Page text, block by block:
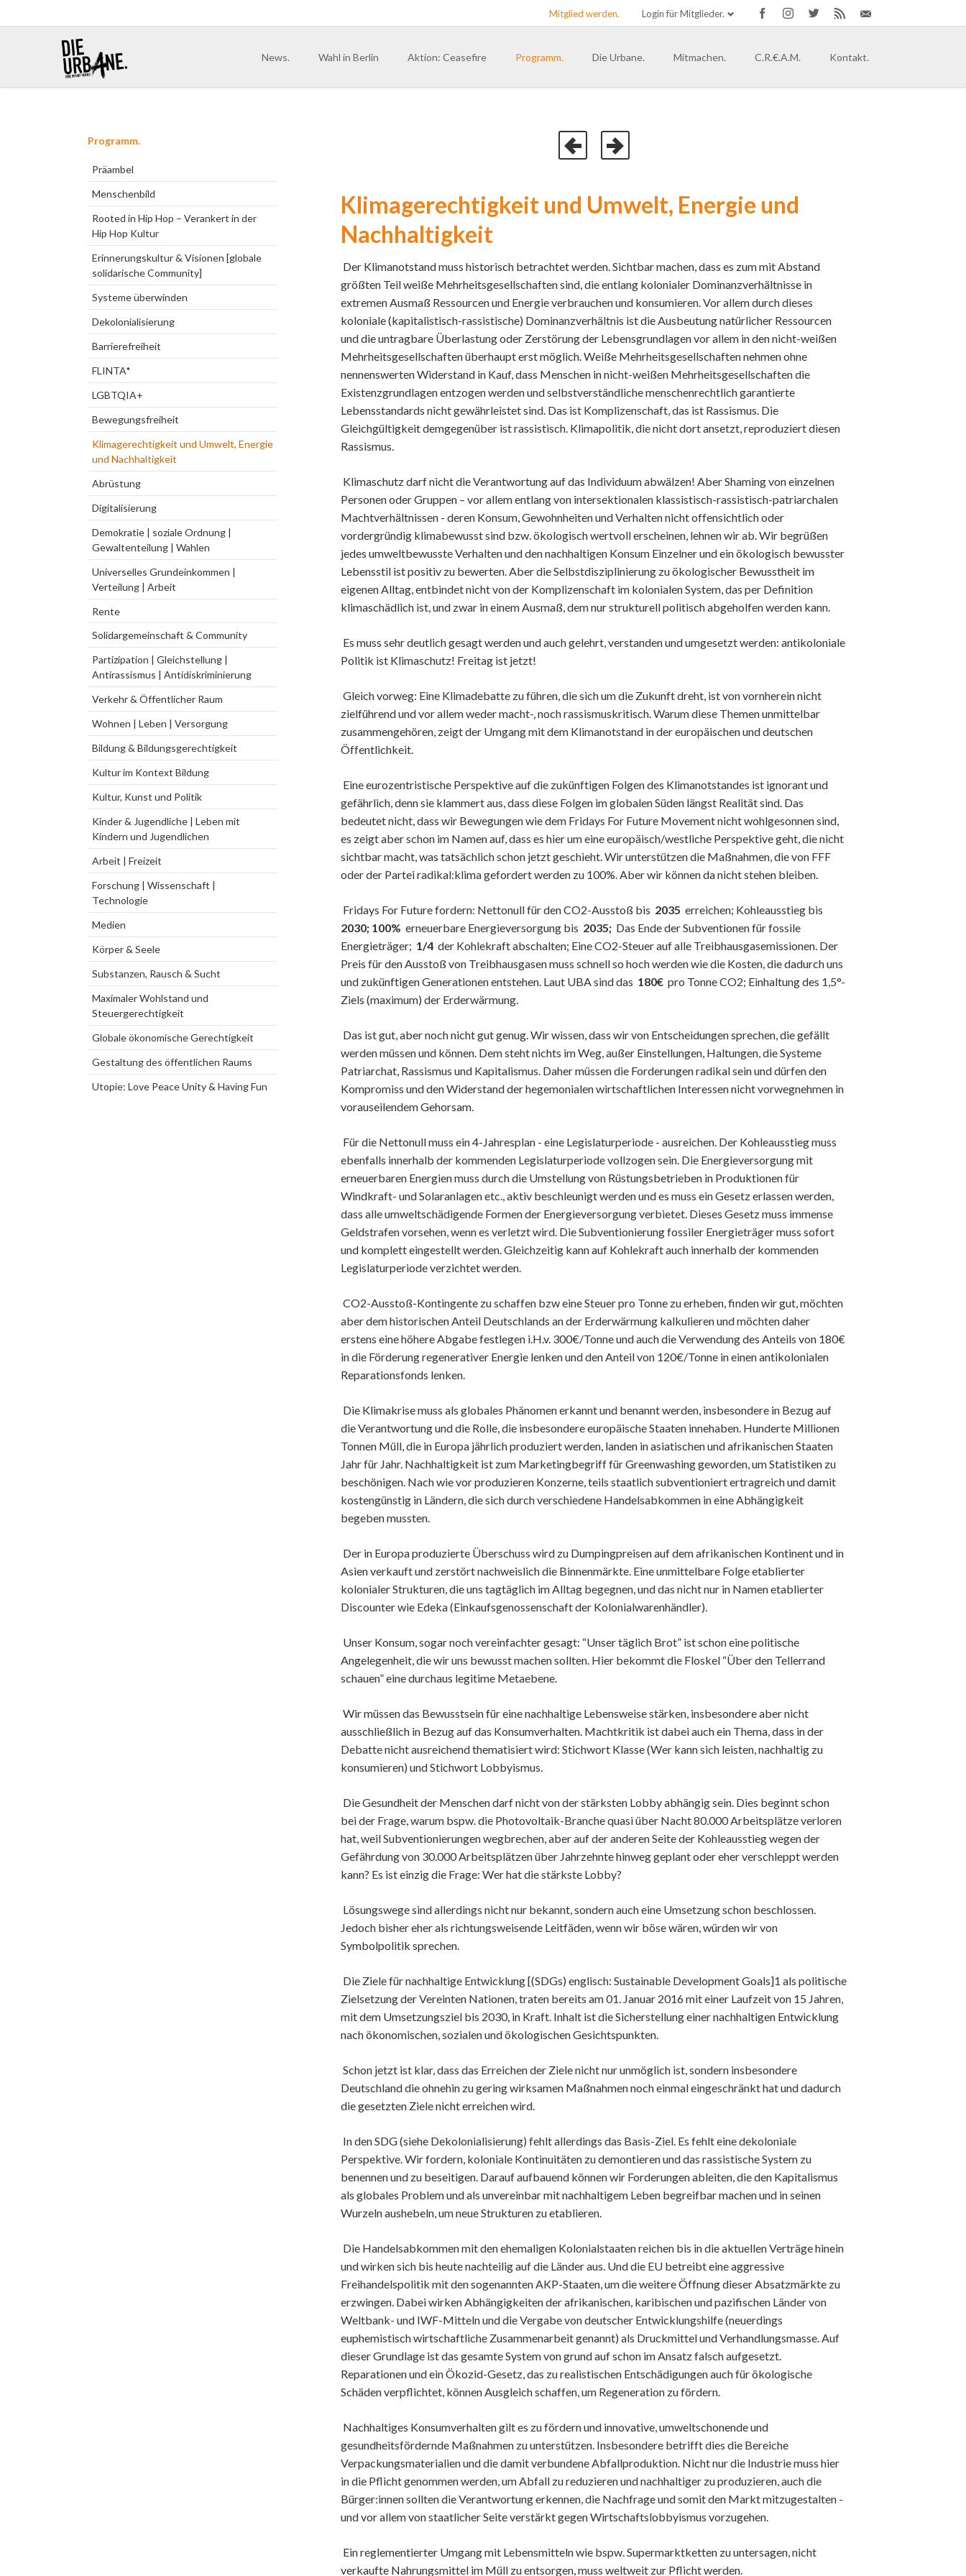
Login für Mitglieder.
Mitglied werden.
News. Wahl in Berlin Aktion: Ceasefire Programm.
Rooted in Hip Hop – Verankert in der Hip Hop Kultur
Dekolonialisierung
LGBTQIA+
Bewegungsfreiheit
Abrüstung
Digitalisierung
Demokratie | soziale Ordnung | Gewaltenteilung | Wahlen
Universelles Grundeinkommen | Verteilung | Arbeit
Partizipation | Gleichstellung | Antirassismus | Antidiskriminierung
Verkehr & Öffentlicher Raum
Wohnen | Leben | Versorgung
Bildung & Bildungsgerechtigkeit
Kultur im Kontext Bildung
Kultur, Kunst und Politik
Arbeit | Freizeit
Medien
Körper & Seele
Globale ökonomische Gerechtigkeit
Gestaltung des öffentlichen Raums
Utopie: Love Peace Unity & Having Fun
Die Urbane.
du. Berlin
du. Nordrhein-Westfalen.
Mitmachen. C.R.€.A.M. Kontakt.
Klimagerechtigkeit und Umwelt, Energie und
Nachhaltigkeit
Der Klimanotstand muss historisch betrachtet werden. Sichtbar machen, dass es zum mit Abstand
größten Teil weiße Mehrheitsgesellschaften sind, die entlang kolonialer Dominanzverhältnisse in
extremen Ausmaß Ressourcen und Energie verbrauchen und konsumieren. Vor allem durch dieses
koloniale (kapitalistisch-rassistische) Dominanzverhältnis ist die Ausbeutung natürlicher Ressourcen
und die untragbare Überlastung oder Zerstörung der Lebensgrundlagen vor allem in den nicht-weißen
Mehrheitsgesellschaften überhaupt erst möglich. Weiße Mehrheitsgesellschaften nehmen ohne
nennenswerten Widerstand in Kauf, dass Menschen in nicht-weißen Mehrheitsgesellschaften die
Existenzgrundlagen entzogen werden und selbstverständliche menschenrechtlich garantierte
Lebensstandards nicht gewährleistet sind. Das ist Komplizenschaft, das ist Rassismus. Die
Gleichgültigkeit demgegenüber ist rassistisch. Klimapolitik, die nicht dort ansetzt, reproduziert diesen
Rassismus.
Klimaschutz darf nicht die Verantwortung auf das Individuum abwälzen! Aber Shaming von einzelnen
Personen oder Gruppen – vor allem entlang von intersektionalen klassistisch-rassistisch-patriarchalen
Machtverhältnissen - deren Konsum, Gewohnheiten und Verhalten nicht offensichtlich oder
vordergründig klimabewusst sind bzw. ökologisch wertvoll erscheinen, lehnen wir ab. Wir begrüßen
jedes umweltbewusste Verhalten und den nachhaltigen Konsum Einzelner und ein ökologisch bewusster
Lebensstil ist positiv zu bewerten. Aber die Selbstdisziplinierung zu ökologischer Bewusstheit im
eigenen Alltag, entbindet nicht von der Komplizenschaft im kolonialen System, das per Definition
klimaschädlich ist, und zwar in einem Ausmaß, dem nur strukturell politisch abgeholfen werden kann.
Es muss sehr deutlich gesagt werden und auch gelehrt, verstanden und umgesetzt werden: antikoloniale
Politik ist Klimaschutz! Freitag ist jetzt!
Gleich vorweg: Eine Klimadebatte zu führen, die sich um die Zukunft dreht, ist von vornherein nicht
zielführend und vor allem weder macht-, noch rassismuskritisch. Warum diese Themen unmittelbar
zusammengehören, zeigt der Umgang mit dem Klimanotstand in der europäischen und deutschen
Öffentlichkeit.
Eine eurozentristische Perspektive auf die zukünftigen Folgen des Klimanotstandes ist ignorant und
gefährlich, denn sie klammert aus, dass diese Folgen im globalen Süden längst Realität sind. Das
bedeutet nicht, dass wir Bewegungen wie dem Fridays For Future Movement nicht wohlgesonnen sind,
es zeigt aber schon im Namen auf, dass es hier um eine europäisch/westliche Perspektive geht, die nicht
sichtbar macht, was tatsächlich schon jetzt geschieht. Wir unterstützen die Maßnahmen, die von FFF
oder der Partei radikal:klima gefordert werden zu 100%. Aber wir können da nicht stehen bleiben.
Fridays For Future fordern: Nettonull für den CO2-Ausstoß bis 2035 erreichen; Kohleausstieg bis
2030; 100% erneuerbare Energieversorgung bis 2035; Das Ende der Subventionen für fossile
Energieträger; 1/4 der Kohlekraft abschalten; Eine CO2-Steuer auf alle Treibhausgasemissionen. Der
Preis für den Ausstoß von Treibhausgasen muss schnell so hoch werden wie die Kosten, die dadurch uns
und zukünftigen Generationen entstehen. Laut UBA sind das 180€ pro Tonne CO2; Einhaltung des 1,5°-
Ziels (maximum) der Erderwärmung.
Das ist gut, aber noch nicht gut genug. Wir wissen, dass wir von Entscheidungen sprechen, die gefällt
werden müssen und können. Dem steht nichts im Weg, außer Einstellungen, Haltungen, die Systeme
Patriarchat, Rassismus und Kapitalismus. Daher müssen die Forderungen radikal sein und dürfen den
Kompromiss und den Widerstand der hegemonialen wirtschaftlichen Interessen nicht vorwegnehmen in
vorauseilendem Gehorsam.
Für die Nettonull muss ein 4-Jahresplan - eine Legislaturperiode - ausreichen. Der Kohleausstieg muss
ebenfalls innerhalb der kommenden Legislaturperiode vollzogen sein. Die Energieversorgung mit
erneuerbaren Energien muss durch die Umstellung von Rüstungsbetrieben in Produktionen für
Windkraft- und Solaranlagen etc., aktiv beschleunigt werden und es muss ein Gesetz erlassen werden,
dass alle umweltschädigende Formen der Energieversorgung verbietet. Dieses Gesetz muss immense
Geldstrafen vorsehen, wenn es verletzt wird. Die Subventionierung fossiler Energieträger muss sofort
und komplett eingestellt werden. Gleichzeitig kann auf Kohlekraft auch innerhalb der kommenden
Legislaturperiode verzichtet werden.
CO2-Ausstoß-Kontingente zu schaffen bzw eine Steuer pro Tonne zu erheben, finden wir gut, möchten
aber dem historischen Anteil Deutschlands an der Erderwärmung kalkulieren und möchten daher
erstens eine höhere Abgabe festlegen i.H.v. 300€/Tonne und auch die Verwendung des Anteils von 180€
in die Förderung regenerativer Energie lenken und den Anteil von 120€/Tonne in einen antikolonialen
Reparationsfonds lenken.
Die Klimakrise muss als globales Phänomen erkannt und benannt werden, insbesondere in Bezug auf
die Verantwortung und die Rolle, die insbesondere europäische Staaten innehaben. Hunderte Millionen
Tonnen Müll, die in Europa jährlich produziert werden, landen in asiatischen und afrikanischen Staaten
Jahr für Jahr. Nachhaltigkeit ist zum Marketingbegriff für Greenwashing geworden, um Statistiken zu
beschönigen. Nach wie vor produzieren Konzerne, teils staatlich subventioniert ertragreich und damit
kostengünstig in Ländern, die sich durch verschiedene Handelsabkommen in eine Abhängigkeit
begeben mussten.
Der in Europa produzierte Überschuss wird zu Dumpingpreisen auf dem afrikanischen Kontinent und in
Asien verkauft und zerstört nachweislich die Binnenmärkte. Eine unmittelbare Folge etablierter
kolonialer Strukturen, die uns tagtäglich im Alltag begegnen, und das nicht nur in Namen etablierter
Discounter wie Edeka (Einkaufsgenossenschaft der Kolonialwarenhändler).
Unser Konsum, sogar noch vereinfachter gesagt: “Unser täglich Brot” ist schon eine politische
Angelegenheit, die wir uns bewusst machen sollten. Hier bekommt die Floskel “Über den Tellerrand
schauen” eine durchaus legitime Metaebene.
Wir müssen das Bewusstsein für eine nachhaltige Lebensweise stärken, insbesondere aber nicht
ausschließlich in Bezug auf das Konsumverhalten. Machtkritik ist dabei auch ein Thema, dass in der
Debatte nicht ausreichend thematisiert wird: Stichwort Klasse (Wer kann sich leisten, nachhaltig zu
konsumieren) und Stichwort Lobbyismus.
Die Gesundheit der Menschen darf nicht von der stärksten Lobby abhängig sein. Dies beginnt schon
bei der Frage, warum bspw. die Photovoltaik-Branche quasi über Nacht 80.000 Arbeitsplätze verloren
hat, weil Subventionierungen wegbrechen, aber auf der anderen Seite der Kohleausstieg wegen der
Gefährdung von 30.000 Arbeitsplätzen über Jahrzehnte hinweg geplant oder eher verschleppt werden
kann? Es ist einzig die Frage: Wer hat die stärkste Lobby?
Lösungswege sind allerdings nicht nur bekannt, sondern auch eine Umsetzung schon beschlossen.
Jedoch bisher eher als richtungsweisende Leitfäden, wenn wir böse wären, würden wir von
Symbolpolitik sprechen.
Die Ziele für nachhaltige Entwicklung [(SDGs) englisch: Sustainable Development Goals]1 als politische
Zielsetzung der Vereinten Nationen, traten bereits am 01. Januar 2016 mit einer Laufzeit von 15 Jahren,
mit dem Umsetzungsziel bis 2030, in Kraft. Inhalt ist die Sicherstellung einer nachhaltigen Entwicklung
nach ökonomischen, sozialen und ökologischen Gesichtspunkten.
Schon jetzt ist klar, dass das Erreichen der Ziele nicht nur unmöglich ist, sondern insbesondere
Deutschland die ohnehin zu gering wirksamen Maßnahmen noch einmal eingeschränkt hat und dadurch
die gesetzten Ziele nicht erreichen wird.
In den SDG (siehe Dekolonialisierung) fehlt allerdings das Basis-Ziel. Es fehlt eine dekoloniale
Perspektive. Wir fordern, koloniale Kontinuitäten zu demontieren und das rassistische System zu
benennen und zu beseitigen. Darauf aufbauend können wir Forderungen ableiten, die den Kapitalismus
als globales Problem und als unvereinbar mit nachhaltigem Leben begreifbar machen und in seinen
Wurzeln aushebeln, um neue Strukturen zu etablieren.
Die Handelsabkommen mit den ehemaligen Kolonialstaaten reichen bis in die aktuellen Verträge hinein
und wirken sich bis heute nachteilig auf die Länder aus. Und die EU betreibt eine aggressive
Freihandelspolitik mit den sogenannten AKP-Staaten, um die weitere Öffnung dieser Absatzmärkte zu
erzwingen. Dabei wirken Abhängigkeiten der afrikanischen, karibischen und pazifischen Länder von
Weltbank- und IWF-Mitteln und die Vergabe von deutscher Entwicklungshilfe (neuerdings
euphemistisch wirtschaftliche Zusammenarbeit genannt) als Druckmittel und Verhandlungsmasse. Auf
dieser Grundlage ist das gesamte System von grund auf schon im Ansatz falsch aufgesetzt.
Reparationen und ein Ökozid-Gesetz, das zu realistischen Entschädigungen auch für ökologische
Schäden verpflichtet, können Ausgleich schaffen, um Regeneration zu fördern.
Nachhaltiges Konsumverhalten gilt es zu fördern und innovative, umweltschonende und
gesundheitsfördernde Maßnahmen zu unterstützen. Insbesondere betrifft dies die Bereiche
Verpackungsmaterialien und die damit verbundene Abfallproduktion. Nicht nur die Industrie muss hier
in die Pflicht genommen werden, um Abfall zu reduzieren und nachhaltiger zu produzieren, auch die
Bürger:innen sollten die Verantwortung erkennen, die Nachfrage und somit den Markt mitzugestalten -
und vor allem von staatlicher Seite verstärkt gegen Wirtschaftslobbyismus vorzugehen.
Ein reglementierter Umgang mit Lebensmitteln wie bspw. Supermarktketten zu untersagen, nicht
verkaufte Nahrungsmittel im Müll zu entsorgen, muss weltweit zur Pflicht werden.
Navigation
Programm.
Präambel
Menschenbild
Rooted in Hip Hop – Verankert in der
Hip Hop Kultur
Erinnerungskultur & Visionen [globale
solidarische Community]
Systeme überwinden
Dekolonialisierung
Barrierefreiheit
FLINTA*
LGBTQIA+
Bewegungsfreiheit
Klimagerechtigkeit und Umwelt, Energie
und Nachhaltigkeit
Abrüstung
Digitalisierung
Demokratie | soziale Ordnung |
Gewaltenteilung | Wahlen
Universelles Grundeinkommen |
Verteilung | Arbeit
Rente
Solidargemeinschaft & Community
Partizipation | Gleichstellung |
Antirassismus | Antidiskriminierung
Verkehr & Öffentlicher Raum
Wohnen | Leben | Versorgung
Bildung & Bildungsgerechtigkeit
Kultur im Kontext Bildung
Kultur, Kunst und Politik
Kinder & Jugendliche | Leben mit
Kindern und Jugendlichen
Arbeit | Freizeit
Forschung | Wissenschaft |
Technologie
Medien
Körper & Seele
Substanzen, Rausch & Sucht
Maximaler Wohlstand und
Steuergerechtigkeit
Globale ökonomische Gerechtigkeit
Gestaltung des öffentlichen Raums
Utopie: Love Peace Unity & Having Fun